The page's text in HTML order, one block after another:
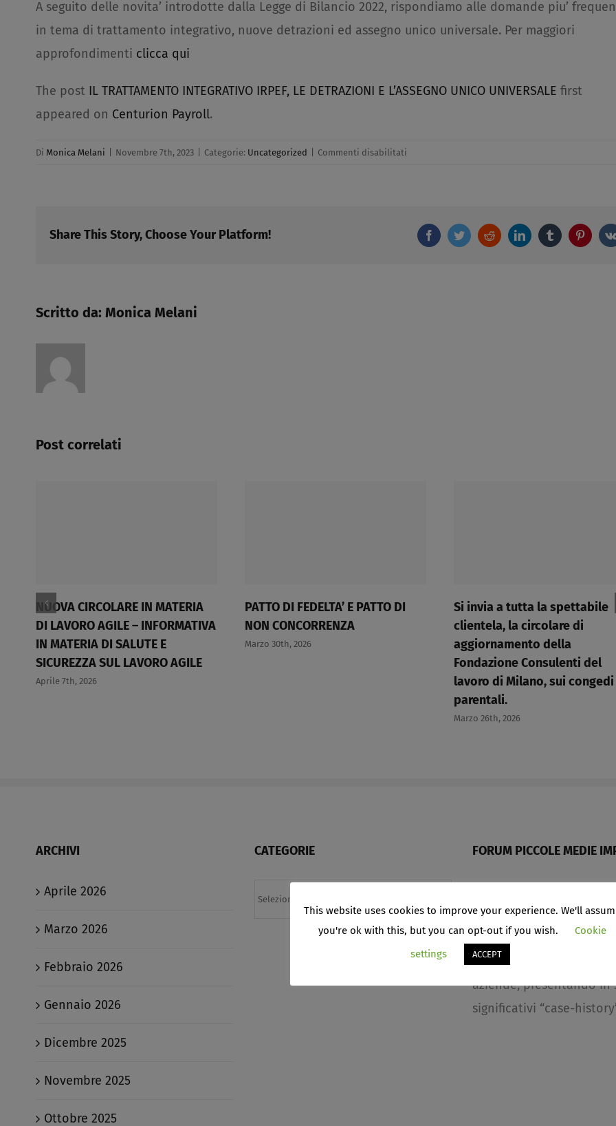
A seguito delle novita’ introdotte dalla Legge di Bilancio 2022, rispondiamo alle domande piu’
in tema di trattamento integrativo, nuove detrazioni ed assegno unico universale. Per maggiori
approfondimenti clicca qui
The post IL TRATTAMENTO INTEGRATIVO IRPEF, LE DETRAZIONI E L’ASSEGNO UNICO UNIVERSALE first
appeared on Centurion Payroll.
Di Monica Melani Novembre 7th, 2023 Categorie: Uncategorized Commenti disabilitati
Share This Story, Choose Your Platform! FacebookTwitterRedditLinkedInTumblr
Scritto da: Monica Melani
Post correlati
NUOVA CIRCOLARE IN MATERIA
DI LAVORO AGILE – INFORMATIVA
IN MATERIA DI SALUTE E
SICUREZZA SUL LAVORO AGILE​
Aprile 7th, 2026
PATTO DI FEDELTA’ E PATTO DI
NON CONCORRENZA​
Marzo 30th, 2026
Si invia a tutta la spettabile
clientela, la circolare di
aggiornamento della
Fondazione Consulenti del
lavoro di Milano, sui congedi
parentali.​
Marzo 26th, 2026
ARCHIVI
Aprile 2026
Marzo 2026
Febbraio 2026
Gennaio 2026
Dicembre 2025
Novembre 2025
Ottobre 2025
CATEGORIE FORUM PICCOLE MEDIE
Un “forum” per
alcune problematiche
piccole e medie imprese,
anche delle medie e
aziende, presentando in
significativi “case-
This website uses cookies to improve your experience. We'll
you're ok with this, but you can opt-out if you wish.
Cookie
settings
ACCEPT